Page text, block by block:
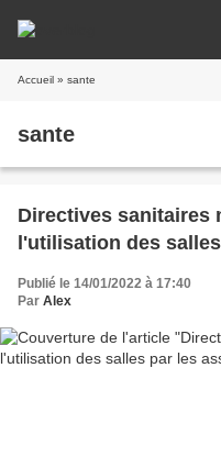
Accueil » sante
sante
Directives sanitaires
l'utilisation des
Publié le 14/01/2022 à 17:40
Par Alex